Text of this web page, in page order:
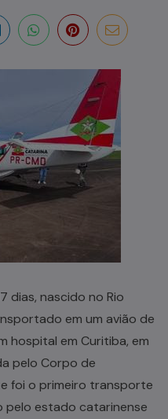
dias, nascido no Rio
em um avião de
hospital em Curitiba, em
pelo Corpo de
foi o primeiro transporte
pelo estado catarinense